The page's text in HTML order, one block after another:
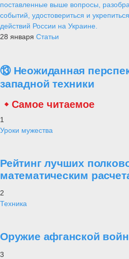
поставленные выше вопросы,
событий, удостовериться и
действий России на Украине.
28 января Статьи
⑬ Неожиданная
западной техники
Самое читаемое
1
Уроки мужества
Рейтинг лучших
математическим
2
Техника
Оружие афганской
3